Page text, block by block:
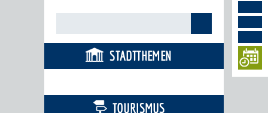
STADTTHEMEN
TOURISMUS